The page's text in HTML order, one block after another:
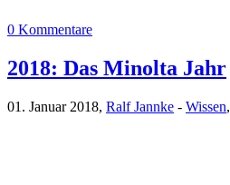
0 Kommentare
2018: Das Minolta Jahr
01. Januar 2018, Ralf Jannke - Wissen,